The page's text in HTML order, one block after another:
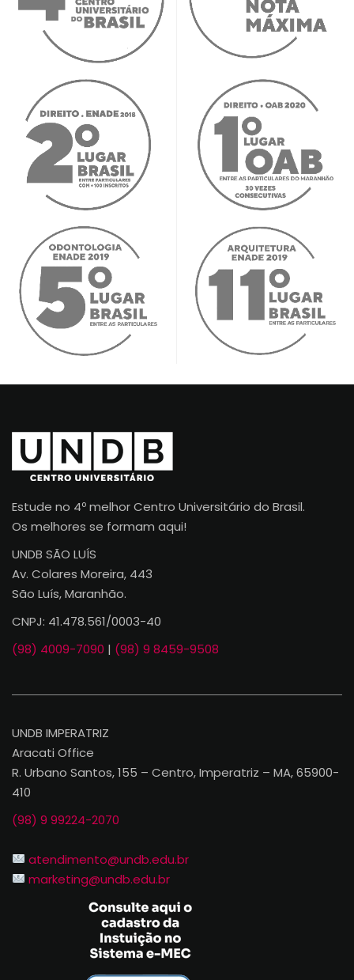
Estude no 4º melhor Centro Universitário do Brasil.
Os melhores se formam aqui!
UNDB SÃO LUÍS
Av. Colares Moreira, 443
São Luís, Maranhão.
CNPJ: 41.478.561/0003-40
(98) 4009-7090 | (98) 9 8459-9508
UNDB IMPERATRIZ
Aracati Office
R. Urbano Santos, 155 – Centro, Imperatriz – MA, 65900-
410
(98) 9 99224-2070
atendimento@undb.edu.br
marketing@undb.edu.br